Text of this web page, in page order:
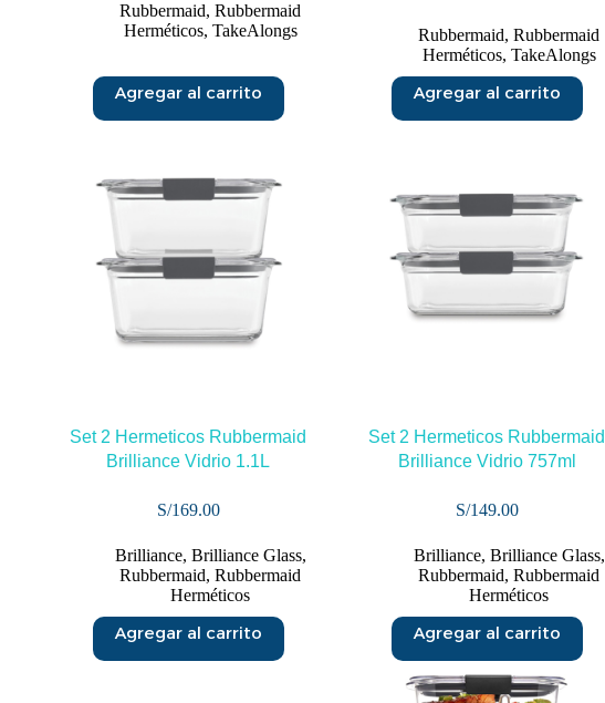
Rubbermaid, Rubbermaid
Herméticos, TakeAlongs
Agregar al carrito
Rubbermaid, Rubbermaid
Herméticos, TakeAlongs
Agregar al carrito
Set 2 Hermeticos Rubbermaid
Brilliance Vidrio 1.1L
S/169.00
Brilliance, Brilliance Glass,
Rubbermaid, Rubbermaid
Herméticos
Agregar al carrito
Set 2 Hermeticos Rubbermaid
Brilliance Vidrio 757ml
S/149.00
Brilliance, Brilliance Glass,
Rubbermaid, Rubbermaid
Herméticos
Agregar al carrito